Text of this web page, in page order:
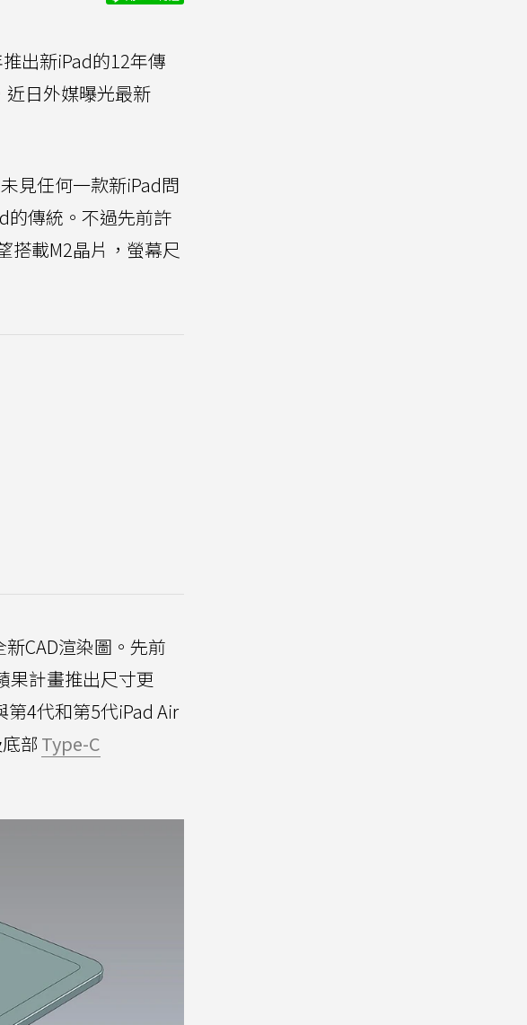
出新iPad的12年傳
日外媒曝光最新
見任何一款新iPad問
的傳統。不過先前許
搭載M2晶片，螢幕尺
CAD渲染圖。先前
果計畫推出尺寸更
4代和第5代iPad Air
部 Type-C